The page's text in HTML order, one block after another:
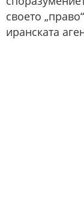
своето
иранската